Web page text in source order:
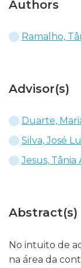
Authors
Ramalho,
Advisor(s)
Duarte,
Silva, José
Jesus, Tânia
Abstract(s)
No intuito de
na área da